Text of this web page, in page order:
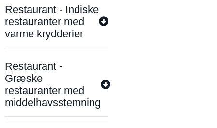
Restaurant - Indiske
restauranter med
varme krydderier
Restaurant -
Græske
restauranter med
middelhavsstemning